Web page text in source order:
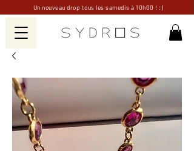
Un nouveau drop tous les samedis à 10h00 ! :)